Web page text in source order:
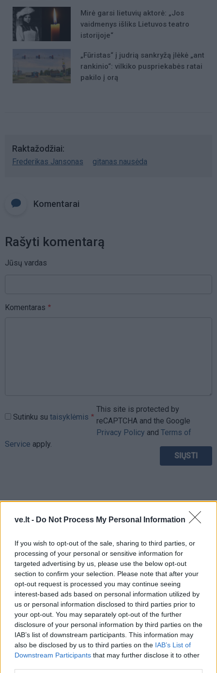
ve.lt - Do Not Process My Personal Information
If you wish to opt-out of the sale, sharing to third parties, or
processing of your personal or sensitive information for
targeted advertising by us, please use the below opt-out
section to confirm your selection. Please note that after your
opt-out request is processed you may continue seeing
interest-based ads based on personal information utilized by
us or personal information disclosed to third parties prior to
your opt-out. You may separately opt-out of the further
disclosure of your personal information by third parties on the
IAB’s list of downstream participants. This information may
also be disclosed by us to third parties on the IAB’s List of
Downstream Participants that may further disclose it to other
Mirė garsi lietuvių aktorė: „Jos
vaidmenys išliks Lietuvos teatro
istorijoje“
„Fūristas“ į judrią sankryžą įlėkė „ant
rankinio“: vilkiko puspriekabės ratai
pakilo į orą
Raktažodžiai
Frederikas Jansonas gitanas nausėda
Komentarai
Rašyti komentarą
Jūsų vardas
Komentaras
Sutinku su taisyklėmis
This site is protected by
reCAPTCHA and the Google
Privacy Policy and Terms of
Service apply.
TAIP PAT SKAITYKITE